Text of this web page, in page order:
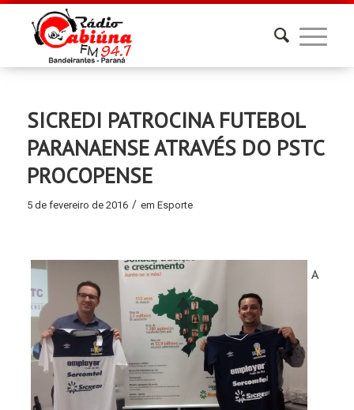
SICREDI PATROCINA FUTEBOL
PARANAENSE ATRAVÉS DO PSTC
PROCOPENSE
5 de fevereiro de 2016 / em Esporte
A